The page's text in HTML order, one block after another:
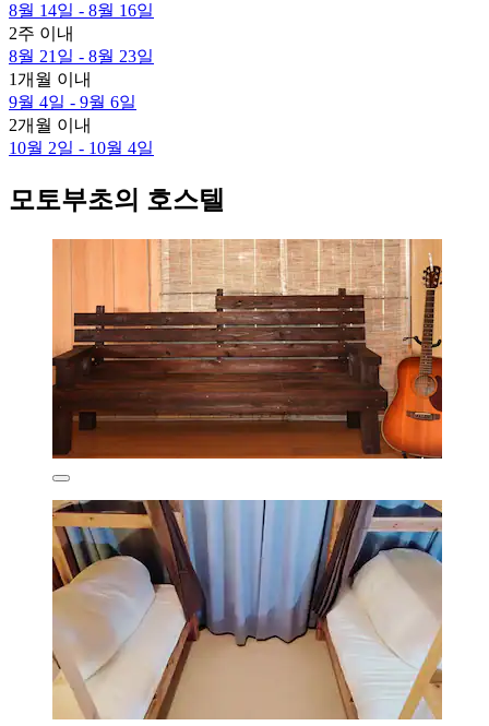
8월 14일 - 8월 16일
2주 이내
8월 21일 - 8월 23일
1개월 이내
9월 4일 - 9월 6일
2개월 이내
10월 2일 - 10월 4일
모토부초의 호스텔